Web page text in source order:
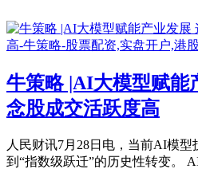
牛策略 |AI大模型赋能
念股成交活跃度高
人民财讯7月28日电，当前AI模型
到“指数级跃迁”的历史性转变。